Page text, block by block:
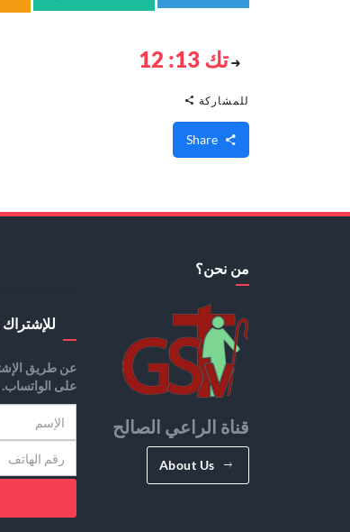
تك 13: 12
للمشاركة
من نحن؟
قناة الراعي الصالح
About Us
عن طريق
على الواتساب.